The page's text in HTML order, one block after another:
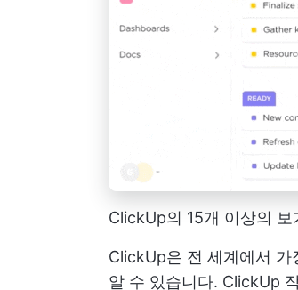
ClickUp의 15개 이상의
ClickUp은 전 세계에서 가
알 수 있습니다. ClickUp